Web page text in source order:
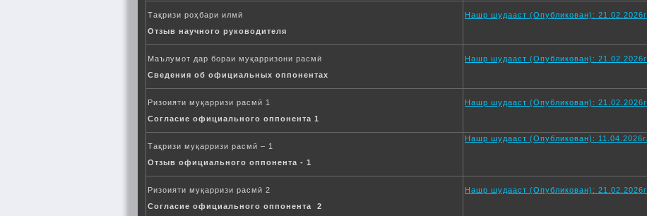
Тақризи роҳбари илмӣ
Отзыв научного руководителя
Нашр шудааст (Опубликован): 21.02.2026г.
Маълумот дар бораи муқарризони расмӣ
Сведения об официальных оппонентах
Нашр шудааст (Опубликован): 21.02.2026г.
Ризоияти муқарризи расмӣ 1
Согласие официального оппонента 1
Нашр шудааст (Опубликован): 21.02.2026г.
Тақризи муқарризи расмӣ – 1
Отзыв официального оппонента - 1
Нашр шудааст (Опубликован): 11.04.2026г.
Ризоияти муқарризи расмӣ 2
Согласие официального оппонента 2
Нашр шудааст (Опубликован): 21.02.2026г.